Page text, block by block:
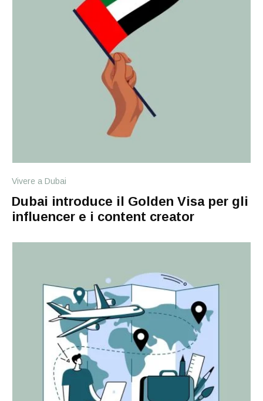
Vivere a Dubai
Dubai introduce il Golden Visa per gli
influencer e i content creator